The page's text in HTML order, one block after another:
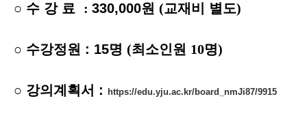
○ 수 강 료 : 330,000원 (교재비 별도)
○ 수강정원 : 15명 (최소인원 10명)
○ 강의계획서 : https://edu.yju.ac.kr/board_nmJi87/9915